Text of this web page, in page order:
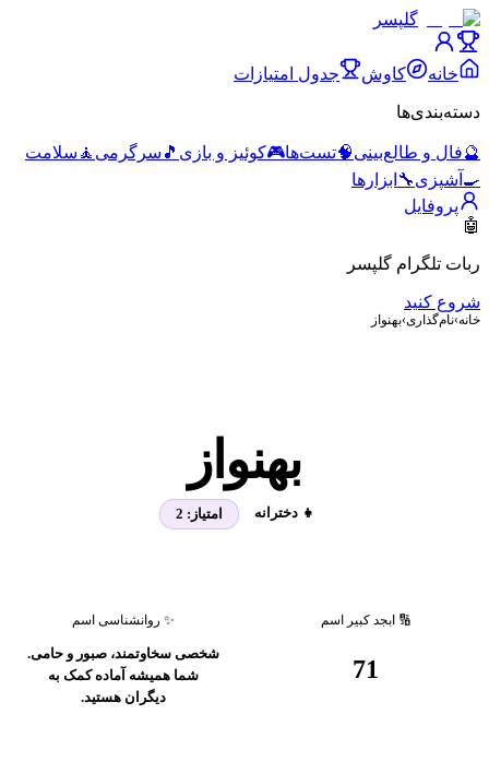
گلپسر
خانه کاوش جدول امتیازات
دسته‌بندی‌ها
🔮فال و طالع‌بینی🧠تست‌ها🎮کوئیز و بازی 🎵 سرگرمی 🧘 سلامت
🍳 آشپزی🔧 ابزارها
پروفایل
🤖
ربات تلگرام گلپسر
شروع کنید
خانه›نام‌گذاری›بهنواز
بهنواز
👧 دخترانه امتیاز: 2
🔢 ابجد کبیر اسم
71
✨ روانشناسی اسم
شخصی سخاوتمند، صبور و حامی.
شما همیشه آماده کمک به
دیگران هستید.